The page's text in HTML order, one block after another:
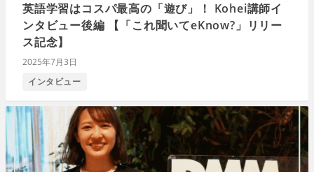
英語学習はコスパ最高の「遊び」！ Kohei講師イ
ンタビュー後編 【「これ聞いてeKnow?」リリー
ス記念】
2025年7月3日
インタビュー